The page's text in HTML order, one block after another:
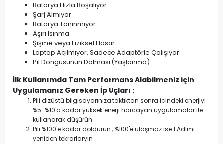
Batarya Hızla Boşalıyor
Şarj Almıyor
Batarya Tanınmıyor
Aşırı Isınma
Şişme veya Fiziksel Hasar
Laptop Açılmıyor, Sadece Adaptörle Çalışıyor
Pil Döngüsünün Dolması (Yaşlanma)
İlk Kullanımda Tam Performans Alabilmeniz için
Uygulamanız Gereken İp Uçları :
Pili dizüstü bilgisayarınıza taktıktan sonra içindeki enerjiyi
%5-%10'a kadar yüksek enerji harcayan uygulamalar ile
kullanarak düşürün.
Pili %100'e kadar doldurun , %100'e ulaşmaz ise 1.Adımı
yeniden tekrarlaryın .